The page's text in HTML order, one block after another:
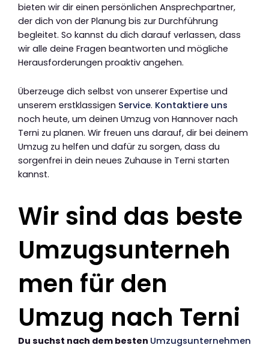
bieten wir dir einen persönlichen Ansprechpartner,
der dich von der Planung bis zur Durchführung
begleitet. So kannst du dich darauf verlassen, dass
wir alle deine Fragen beantworten und mögliche
Herausforderungen proaktiv angehen.
Überzeuge dich selbst von unserer Expertise und
unserem erstklassigen Service. Kontaktiere uns
noch heute, um deinen Umzug von Hannover nach
Terni zu planen. Wir freuen uns darauf, dir bei deinem
Umzug zu helfen und dafür zu sorgen, dass du
sorgenfrei in dein neues Zuhause in Terni starten
kannst.
Wir sind das beste
Umzugsunterneh
men für den
Umzug nach Terni
Du suchst nach dem besten Umzugsunternehmen